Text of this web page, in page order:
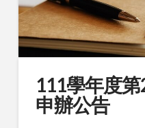
111學年度
申辦公告